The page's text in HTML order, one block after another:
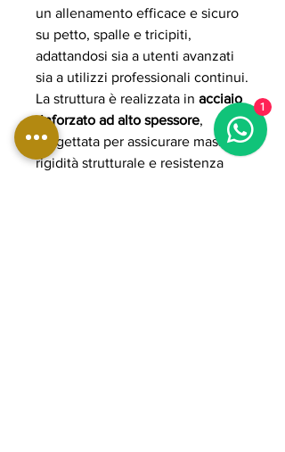
un allenamento efficace e sicuro
su petto, spalle e tricipiti,
adattandosi sia a utenti avanzati
sia a utilizzi professionali continui.
La struttura è realizzata in acciaio
rinforzato ad alto spessore,
progettata per assicurare massima
rigidità strutturale e resistenza
1